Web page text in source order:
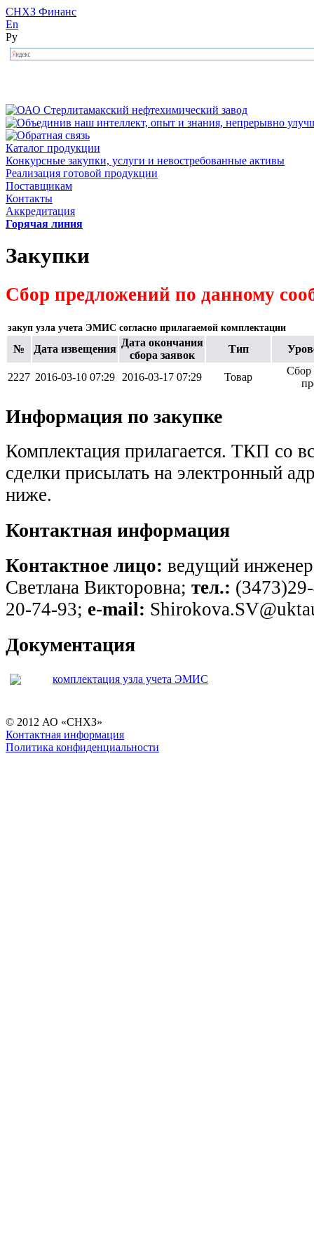
СНХЗ Финанс
En
Ру
Каталог продукции
Конкурсные закупки, услуги и невостребованные активы
Реализация готовой продукции
Поставщикам
Контакты
Аккредитация
Горячая линия
Закупки
Сбор предложений по данному
закуп узла учета ЭМИС согласно прилагаемой комплектации
№ Дата извещения
Дата окончания
сбора заявок
Тип
2227 2016-03-10 07:29 2016-03-17 07:29 Товар
Сбор
Информация по закупке
Комплектация прилагается. ТКП со
сделки присылать на электронный
ниже.
Контактная информация
Контактное лицо: ведущий
Светлана Викторовна; тел.:
20-74-93; e-mail:
Документация
комплектация узла учета ЭМИС
© 2012 АО «СНХЗ»
Контактная информация
Политика конфиденциальности